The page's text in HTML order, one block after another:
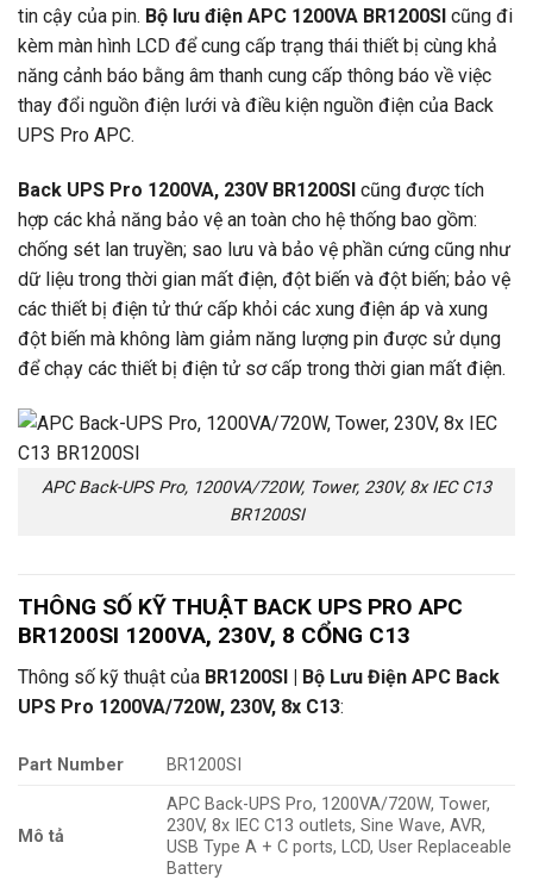
tin cậy của pin. Bộ lưu điện APC 1200VA BR1200SI cũng đi
kèm màn hình LCD để cung cấp trạng thái thiết bị cùng khả
năng cảnh báo bằng âm thanh cung cấp thông báo về việc
thay đổi nguồn điện lưới và điều kiện nguồn điện của Back
UPS Pro APC.
Back UPS Pro 1200VA, 230V BR1200SI cũng được tích
hợp các khả năng bảo vệ an toàn cho hệ thống bao gồm:
chống sét lan truyền; sao lưu và bảo vệ phần cứng cũng như
dữ liệu trong thời gian mất điện, đột biến và đột biến; bảo vệ
các thiết bị điện tử thứ cấp khỏi các xung điện áp và xung
đột biến mà không làm giảm năng lượng pin được sử dụng
để chạy các thiết bị điện tử sơ cấp trong thời gian mất điện.
APC Back-UPS Pro, 1200VA/720W, Tower, 230V, 8x IEC C13
BR1200SI
THÔNG SỐ KỸ THUẬT BACK UPS PRO APC
BR1200SI 1200VA, 230V, 8 CỔNG C13
Thông số kỹ thuật của BR1200SI | Bộ Lưu Điện APC Back
UPS Pro 1200VA/720W, 230V, 8x C13:
Part Number BR1200SI
Mô tả
APC Back-UPS Pro, 1200VA/720W, Tower,
230V, 8x IEC C13 outlets, Sine Wave, AVR,
USB Type A + C ports, LCD, User Replaceable
Battery